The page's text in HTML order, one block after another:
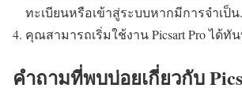
ทะเบียนหรือเข้าสู่ระบบหากมีการจำเป็น.
คุณสามารถเริ่มใช้งาน Picsart Pro ได้ทั
คำถามที่พบบ่อยเกี่ยวกับ